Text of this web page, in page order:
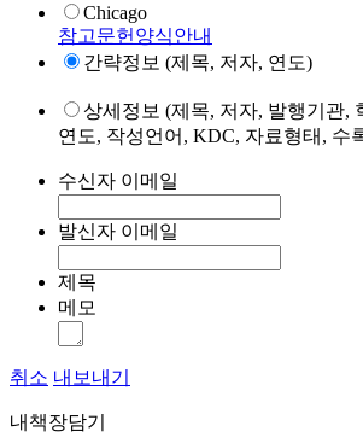
Chicago
참고문헌양식안내
간략정보 (제목, 저자, 연도)
상세정보 (제목, 저자, 발행기관,
연도, 작성언어, KDC, 자료형태, 수
수신자 이메일
발신자 이메일
제목
메모
취소 내보내기
내책장담기